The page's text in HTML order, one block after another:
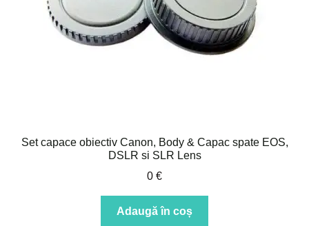
Set capace obiectiv Canon, Body & Capac spate EOS,
DSLR si SLR Lens
0 €
Adaugă în coș